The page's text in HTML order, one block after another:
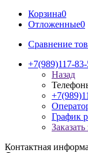
Корзина0
Отложенные0
Сравнение
+7(989)117-
Назад
График
Контактная